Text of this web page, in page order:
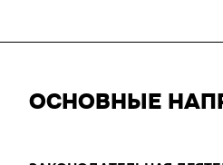
ОСНОВНЫЕ